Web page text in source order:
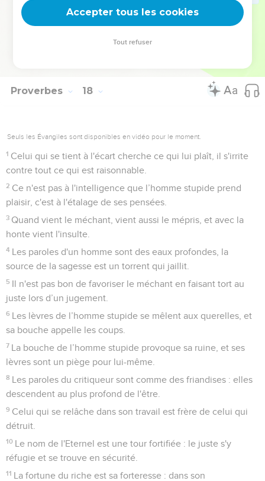
Celui qui met un frein à ses paroles possède la
connaissance, l'homme à l'esprit calme fait preuve
Proverbes 18
Seuls les Évangiles sont disponibles en vidéo pour le moment.
1 Celui qui se tient à l'écart cherche ce qui lui plaît, il s'irrite
contre tout ce qui est raisonnable.
2 Ce n'est pas à l'intelligence que l’homme stupide prend
plaisir, c'est à l'étalage de ses pensées.
3 Quand vient le méchant, vient aussi le mépris, et avec la
honte vient l'insulte.
4 Les paroles d'un homme sont des eaux profondes, la
source de la sagesse est un torrent qui jaillit.
5 Il n'est pas bon de favoriser le méchant en faisant tort au
juste lors d’un jugement.
6 Les lèvres de l’homme stupide se mêlent aux querelles, et
sa bouche appelle les coups.
7 La bouche de l’homme stupide provoque sa ruine, et ses
lèvres sont un piège pour lui-même.
8 Les paroles du critiqueur sont comme des friandises : elles
descendent au plus profond de l'être.
9 Celui qui se relâche dans son travail est frère de celui qui
détruit.
10 Le nom de l'Eternel est une tour fortifiée : le juste s'y
réfugie et se trouve en sécurité.
11 La fortune du riche est sa forteresse : dans son
Accepter tous les cookies
Tout refuser